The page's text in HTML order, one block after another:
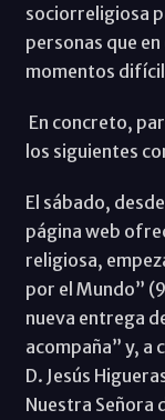
sociorreligiosa
personas que
momentos
En concreto,
los siguientes
El sábado,
página web
religiosa,
por el Mundo”
nueva entrega
acompaña” y, a
D. Jesús
Nuestra Señora